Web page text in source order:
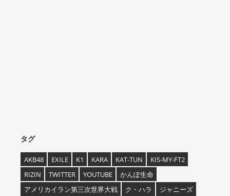
タグ
AKB48 EXILE K1 KARA KAT-TUN
KIS-MY-FT2
RIZIN
TWITTER YOUTUBE
かんぽ生命
アメリカイラン第三次世界大戦
ク・ハラ
ジャニーズ